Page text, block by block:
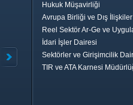
Hukuk Müşavirliği
Avrupa Birliği ve Dış
Reel Sektör Ar-Ge ve
İdari İşler Dairesi
Sektörler ve Girişimcilik
TIR ve ATA Karnesi